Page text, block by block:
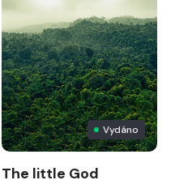
Vydáno
The little God